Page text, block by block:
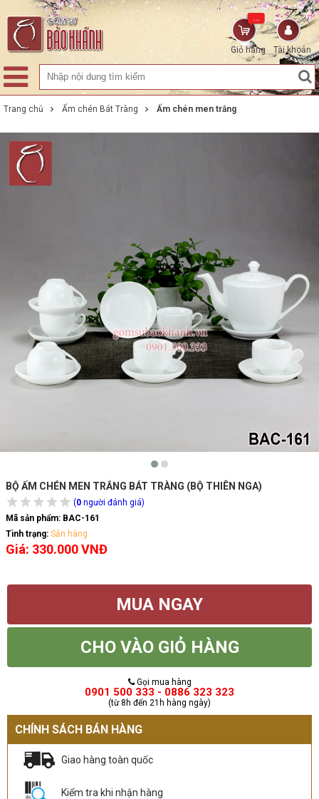
Tài khoản
Giỏ hàng
...
Trang chủ Ấm chén Bát Tràng Ấm chén men trắng
BỘ ẤM CHÉN MEN TRẮNG BÁT TRÀNG (BỘ THIÊN NGA)
(0 người đánh giá)
Mã sản phẩm: BAC-161
Tình trạng: Sẵn hàng
Giá: 330.000 VNĐ
MUA NGAY
CHO VÀO GIỎ HÀNG
Gọi mua hàng
0901 500 333 - 0886 323 323
(từ 8h đến 21h hàng ngày)
CHÍNH SÁCH BÁN HÀNG
Giao hàng toàn quốc
Kiểm tra khi nhận hàng